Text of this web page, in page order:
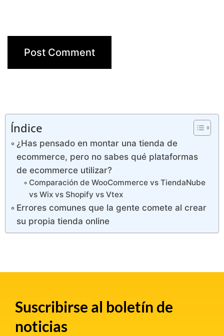
Índice
¿Has pensado en montar una tienda de
ecommerce, pero no sabes qué plataformas
de ecommerce utilizar?
Comparación de WooCommerce vs TiendaNube
vs Wix vs Shopify vs Vtex
Errores comunes que la gente comete al crear
su propia tienda online
Suscribirse al boletín de
noticias